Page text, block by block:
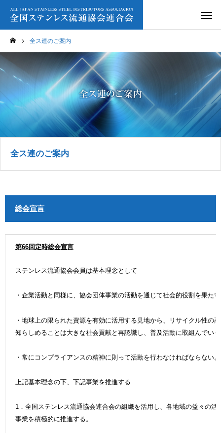
全ス連のご案内
全ス連のご案内
総会宣言
第66回定時総会宣言
ステンレス流通協会会員は基本理念として
・企業活動と同様に、協会団体事業の活動を通じて社会的役割を果た
・地球上の限られた資源を有効に活用する見地から、リサイクル性の
知らしめることは大きな社会貢献と再認識し、普及活動に取組んでい
・常にコンプライアンスの精神に則って活動を行わなければならない。
上記基本理念の下、下記事業を推進する
1．全国ステンレス流通協会連合会の組織を活用し、各地域の益々の活
事業を積極的に推進する。